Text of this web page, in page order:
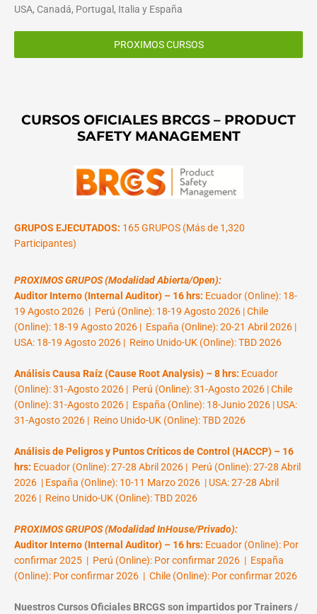
USA, Canadá, Portugal, Italia y España
PROXIMOS CURSOS
CURSOS OFICIALES BRCGS – PRODUCT
SAFETY MANAGEMENT
GRUPOS EJECUTADOS: 165 GRUPOS (Más de 1,320
Participantes)
PROXIMOS GRUPOS (Modalidad Abierta/Open):
Auditor Interno (Internal Auditor) – 16 hrs: Ecuador (Online): 18-
19 Agosto 2026 | Perú (Online): 18-19 Agosto 2026 | Chile
(Online): 18-19 Agosto 2026 | España (Online): 20-21 Abril 2026 |
USA: 18-19 Agosto 2026 | Reino Unido-UK (Online): TBD 2026
Análisis Causa Raíz (Cause Root Analysis) – 8 hrs: Ecuador
(Online): 31-Agosto 2026 | Perú (Online): 31-Agosto 2026 | Chile
(Online): 31-Agosto 2026 | España (Online): 18-Junio 2026 | USA:
31-Agosto 2026 | Reino Unido-UK (Online): TBD 2026
Análisis de Peligros y Puntos Críticos de Control (HACCP) – 16
hrs: Ecuador (Online): 27-28 Abril 2026 | Perú (Online): 27-28 Abril
2026 | España (Online): 10-11 Marzo 2026 | USA: 27-28 Abril
2026 | Reino Unido-UK (Online): TBD 2026
PROXIMOS GRUPOS (Modalidad InHouse/Privado):
Auditor Interno (Internal Auditor) – 16 hrs: Ecuador (Online): Por
confirmar 2025 | Perú (Online): Por confirmar 2026 | España
(Online): Por confirmar 2026 | Chile (Online): Por confirmar 2026
Nuestros Cursos Oficiales BRCGS son impartidos por Trainers /